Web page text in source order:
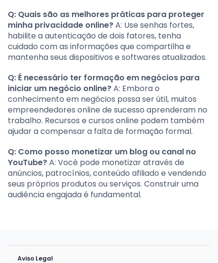
Q: Quais são as melhores práticas para proteger
minha privacidade online?A: Use senhas fortes,
habilite a autenticação de dois fatores, tenha
cuidado com as informações que compartilha e
mantenha seus dispositivos e softwares atualizados.
Q: É necessário ter formação em negócios para
iniciar um negócio online?A: Embora o
conhecimento em negócios possa ser útil, muitos
empreendedores online de sucesso aprenderam no
trabalho. Recursos e cursos online podem também
ajudar a compensar a falta de formação formal.
Q: Como posso monetizar um blog ou canal no
YouTube?A: Você pode monetizar através de
anúncios, patrocínios, conteúdo afiliado e vendendo
seus próprios produtos ou serviços. Construir uma
audiência engajada é fundamental.
Aviso Legal